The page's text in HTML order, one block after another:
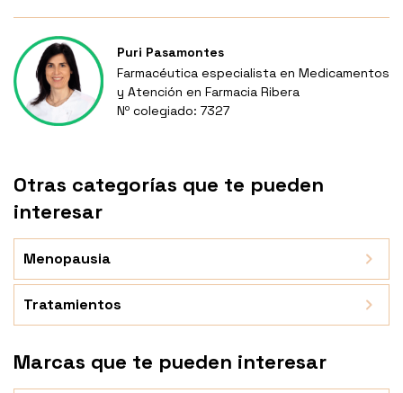
Puri Pasamontes
Farmacéutica especialista en Medicamentos
y Atención en Farmacia Ribera
Nº colegiado: 7327
Otras categorías que te pueden
interesar
Menopausia
Tratamientos
Marcas que te pueden interesar